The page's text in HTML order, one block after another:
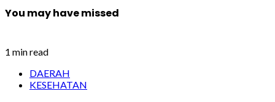
You may have missed
1 min read
DAERAH
KESEHATAN